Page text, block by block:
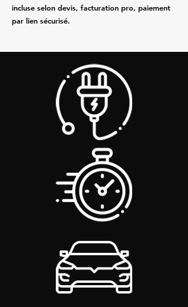
incluse selon devis, facturation pro, paiement
par lien sécurisé.